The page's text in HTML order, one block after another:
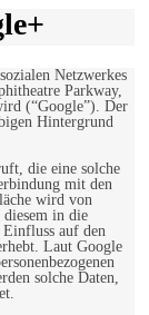
Netzwerkes
Parkway,
(“Google”). Der
Hintergrund
die eine solche
mit den
wird von
in die
Einfluss auf den
Laut Google
solche Daten,